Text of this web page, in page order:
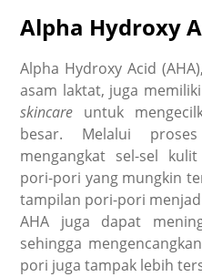
Alpha Hydroxy
Alpha Hydroxy Acid
asam laktat, juga
skincare untuk
besar. Melalui
mengangkat sel-sel
pori-pori yang mungkin
tampilan pori-pori
AHA juga dapat
sehingga
pori juga tampak lebih